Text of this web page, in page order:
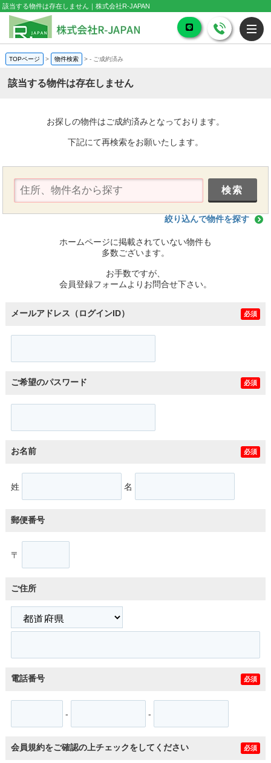
該当する物件は存在しません｜株式会社R-JAPAN
TOPページ > 物件検索 >- ご成約済み
該当する物件は存在しません
お探しの物件はご成約済みとなっております。
下記にて再検索をお願いたします。
絞り込んで物件を探す
ホームページに掲載されていない物件も
多数ございます。
お手数ですが、
会員登録フォームよりお問合せ下さい。
メールアドレス（ログインID） 必須
ご希望のパスワード 必須
お名前 必須
姓 名
郵便番号
〒
ご住所
電話番号 必須
- -
会員規約をご確認の上チェックをしてください 必須